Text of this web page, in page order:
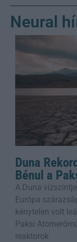
Neural
Duna
Bénul a
A Duna
Európa
kénytelen volt
Paksi
reaktorok